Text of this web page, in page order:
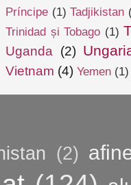
Príncipe (1) Tadjikistan
Trinidad și Tobago (1)
Uganda (2)
Vietnam (4) Yemen (1)
(2)